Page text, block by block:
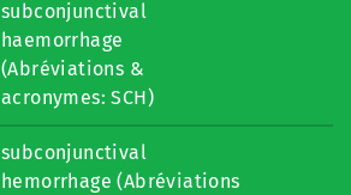
subconjunctival
haemorrhage
(Abréviations &
acronymes: SCH)
subconjunctival
hemorrhage (Abréviations